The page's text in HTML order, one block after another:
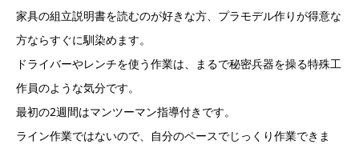
家具の組立説明書を読むのが好きな方、プラモデル作りが得意な
方ならすぐに馴染めます。
ドライバーやレンチを使う作業は、まるで秘密兵器を操る特殊工
作員のような気分です。
最初の2週間はマンツーマン指導付きです。
ライン作業ではないので、自分のペースでじっくり作業できま